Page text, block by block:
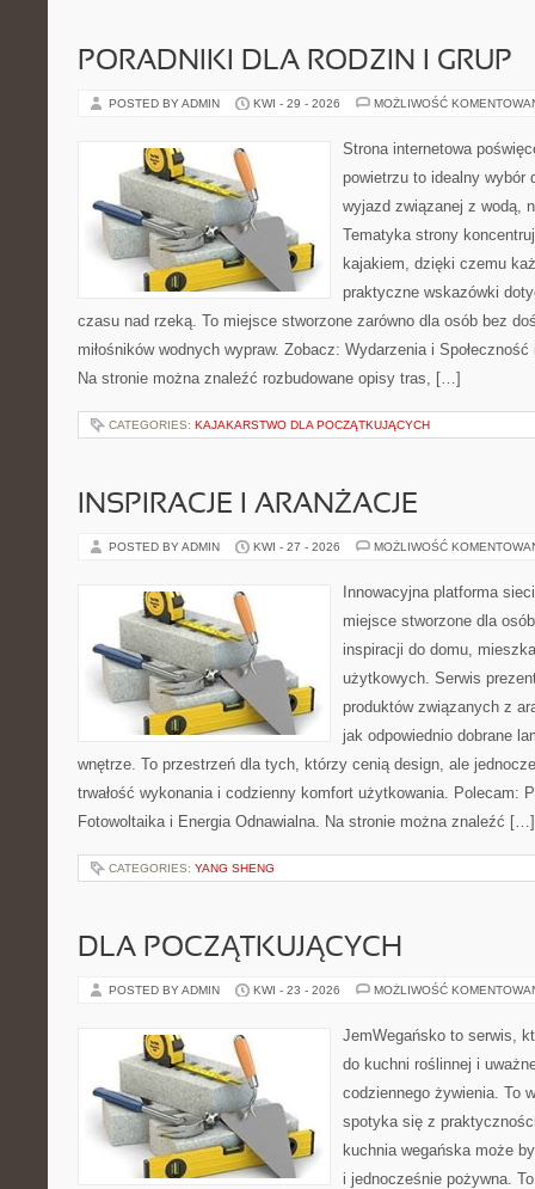
PORADNIKI DLA RODZIN I GRUP
POSTED BY ADMIN KWI - 29 - 2026 MOŻLIWOŚĆ
Strona internetowa
powietrzu to idealny wybór
wyjazd związanej z wodą,
Tematyka strony
kajakiem, dzięki czemu
praktyczne wskazówki
czasu nad rzeką. To miejsce stworzone zarówno dla osób bez
miłośników wodnych wypraw. Zobacz: Wydarzenia i
Na stronie można znaleźć rozbudowane opisy tras, […]
CATEGORIES: KAJAKARSTWO DLA POCZĄTKUJĄCYCH
INSPIRACJE I ARANŻACJE
POSTED BY ADMIN KWI - 27 - 2026 MOŻLIWOŚĆ
Innowacyjna platforma
miejsce stworzone dla
inspiracji do domu,
użytkowych. Serwis
produktów związanych z
jak odpowiednio dobrane
wnętrze. To przestrzeń dla tych, którzy cenią design, ale
trwałość wykonania i codzienny komfort użytkowania. Polecam:
Fotowoltaika i Energia Odnawialna. Na stronie można znaleźć […]
CATEGORIES: YANG SHENG
DLA POCZĄTKUJĄCYCH
POSTED BY ADMIN KWI - 23 - 2026 MOŻLIWOŚĆ
JemWegańsko to serwis,
do kuchni roślinnej i
codziennego żywienia. To
spotyka się z
kuchnia wegańska może
i jednocześnie pożywna.